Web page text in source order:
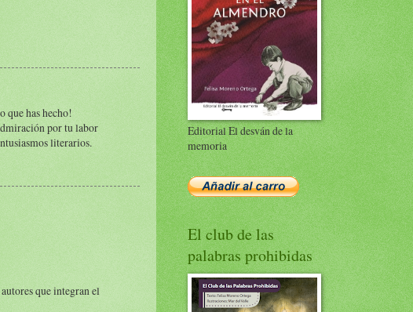
que has hecho!
por tu labor
literarios.
que integran el
Editorial El desván de la
memoria
El club de las
palabras prohibidas